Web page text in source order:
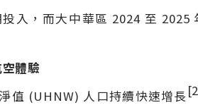
入，而大中華區 2024 至
體驗
值 (UHNW) 人口持續快速增長